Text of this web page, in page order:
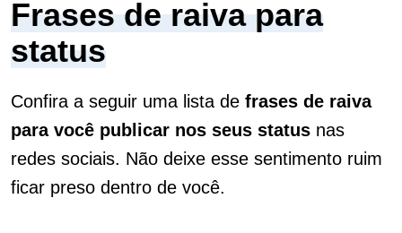
Frases de raiva para
status
Confira a seguir uma lista de frases de raiva
para você publicar nos seus status nas
redes sociais. Não deixe esse sentimento ruim
ficar preso dentro de você.